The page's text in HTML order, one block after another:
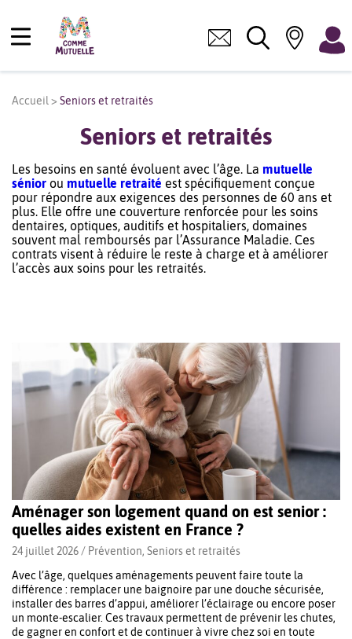
Accueil > Seniors et retraités
Seniors et retraités
Les besoins en santé évoluent avec l’âge. La mutuelle
sénior ou mutuelle retraité est spécifiquement conçue
pour répondre aux exigences des personnes de 60 ans et
plus. Elle offre une couverture renforcée pour les soins
dentaires, optiques, auditifs et hospitaliers, domaines
souvent mal remboursés par l’Assurance Maladie. Ces
contrats visent à réduire le reste à charge et à améliorer
l’accès aux soins pour les retraités.
Aménager son logement quand on est senior :
quelles aides existent en France ?
24 juillet 2026 / Prévention, Seniors et retraités
Avec l’âge, quelques aménagements peuvent faire toute la
différence : remplacer une baignoire par une douche sécurisée,
installer des barres d’appui, améliorer l’éclairage ou encore poser
un monte-escalier. Ces travaux permettent de prévenir les chutes,
de gagner en confort et de continuer à vivre chez soi en toute